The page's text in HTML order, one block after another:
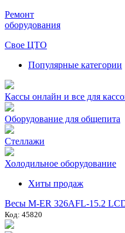
Ремонт
оборудования
Свое ЦТО
Популярные категории
Кассы онлайн и все для
Оборудование для общепита
Стеллажи
Холодильное оборудование
Хиты продаж
Весы M-ER 326AFL-15.2
Код: 45820